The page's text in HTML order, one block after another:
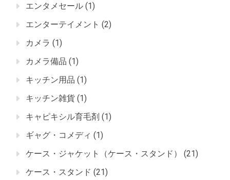
エンタメセール (1)
エンターテイメント (2)
カメラ (1)
カメラ備品 (1)
キッチン用品 (1)
キッチン雑貨 (1)
キャピキシル育毛剤 (1)
ギャグ・コメディ (1)
ケース・ジャケット（ケース・スタンド）
(21)
ケース・スタンド (21)